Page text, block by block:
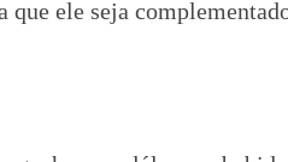
ele seja